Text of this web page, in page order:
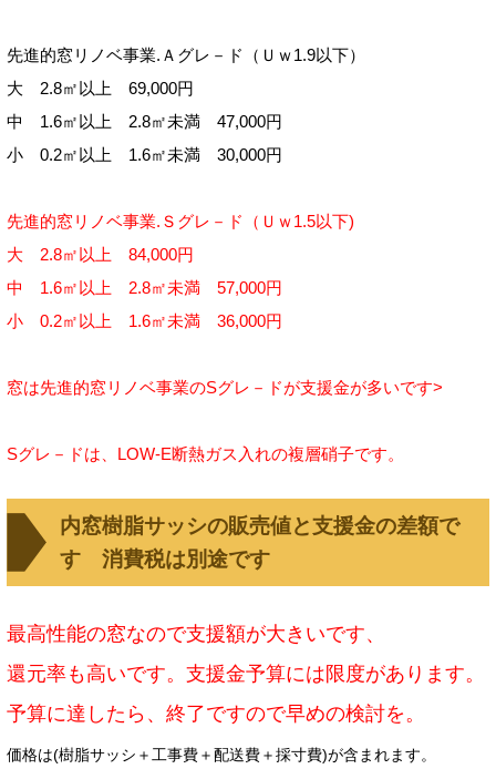
先進的窓リノベ事業.Ａグレ－ド（Ｕｗ1.9以下）
大 2.8㎡以上 69,000円
中 1.6㎡以上 2.8㎡未満 47,000円
小 0.2㎡以上 1.6㎡未満 30,000円
先進的窓リノベ事業.Ｓグレ－ド（Ｕｗ1.5以下)
大 2.8㎡以上 84,000円
中 1.6㎡以上 2.8㎡未満
57,000円
小 0.2㎡以上 1.6㎡未満 36,000円
窓は先進的窓リノベ事業のSグレ－ドが支援金が多いです>
Sグレ－ドは、LOW-E断熱ガス入れの複層硝子です。
内窓樹脂サッシの販売値と支援金の差額で
す 消費税は別途です
最高性能の窓なので支援額が大きいです、
還元率も高いです。支援金予算には限度があります。
予算に達したら、終了ですので早めの検討を。
価格は(樹脂サッシ＋工事費＋配送費＋採寸費)が含まれます。